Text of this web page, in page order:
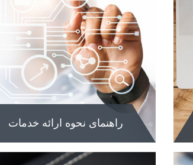
جهت خرید خودرو به این بخش مراجعه
فرماییدl.
مشاهده
راهنمای نحوه ارائه خدمات